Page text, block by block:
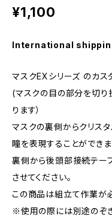
¥1,100
International
マスクEXシリーズ のカス
(マスクの目の部分を切り
ります）
マスクの裏側からクリスタ
瞳を表現することができま
裏側から後頭部接続テー
させてください。
この商品は組立て作業が
※使用の際には別途のぞ